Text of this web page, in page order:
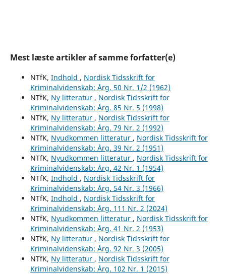
Mest læste artikler af samme forfatter(e)
NTfK, Indhold , Nordisk Tidsskrift for
Kriminalvidenskab: Årg. 50 Nr. 1/2 (1962)
NTfK, Ny litteratur , Nordisk Tidsskrift for
Kriminalvidenskab: Årg. 85 Nr. 5 (1998)
NTfK, Ny litteratur , Nordisk Tidsskrift for
Kriminalvidenskab: Årg. 79 Nr. 2 (1992)
NTfK, Nyudkommen litteratur , Nordisk Tidsskrift for
Kriminalvidenskab: Årg. 39 Nr. 2 (1951)
NTfK, Nyudkommen litteratur , Nordisk Tidsskrift for
Kriminalvidenskab: Årg. 42 Nr. 1 (1954)
NTfK, Indhold , Nordisk Tidsskrift for
Kriminalvidenskab: Årg. 54 Nr. 3 (1966)
NTfK, Indhold , Nordisk Tidsskrift for
Kriminalvidenskab: Årg. 111 Nr. 2 (2024)
NTfK, Nyudkommen litteratur , Nordisk Tidsskrift for
Kriminalvidenskab: Årg. 41 Nr. 2 (1953)
NTfK, Ny litteratur , Nordisk Tidsskrift for
Kriminalvidenskab: Årg. 92 Nr. 3 (2005)
NTfK, Ny litteratur , Nordisk Tidsskrift for
Kriminalvidenskab: Årg. 102 Nr. 1 (2015)